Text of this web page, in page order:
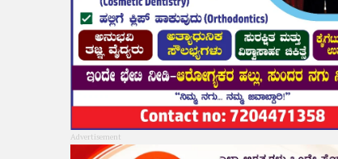
Advertisement